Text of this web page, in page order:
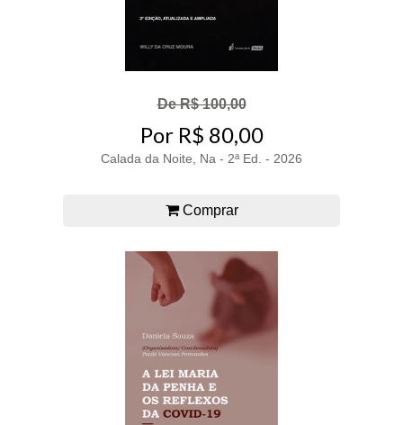
De R$ 100,00
Por R$ 80,00
Calada da Noite, Na - 2ª Ed. - 2026
Comprar